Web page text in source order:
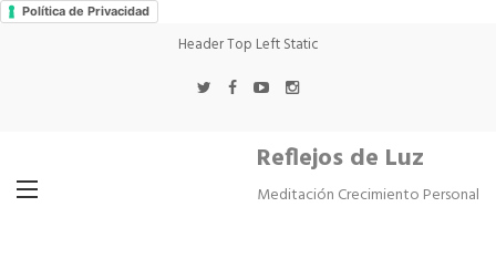
Política de Privacidad
Header Top Left Static
Reflejos de Luz
Meditación Crecimiento Personal